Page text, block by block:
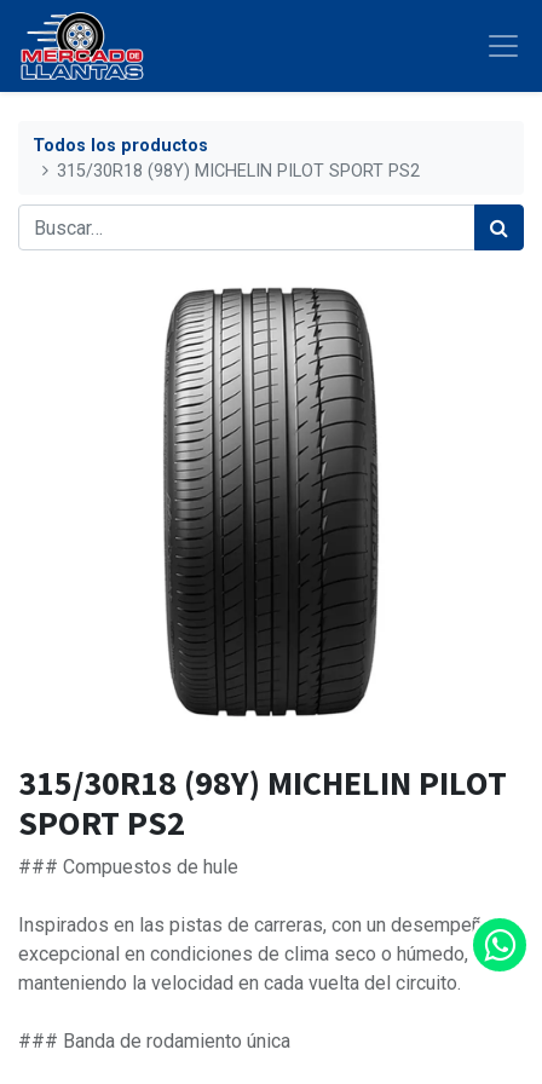
Todos los productos
315/30R18 (98Y) MICHELIN PILOT SPORT PS2
315/30R18 (98Y) MICHELIN PILOT
SPORT PS2
### Compuestos de hule
Inspirados en las pistas de carreras, con un desempeño
excepcional en condiciones de clima seco o húmedo,
manteniendo la velocidad en cada vuelta del circuito.
### Banda de rodamiento única